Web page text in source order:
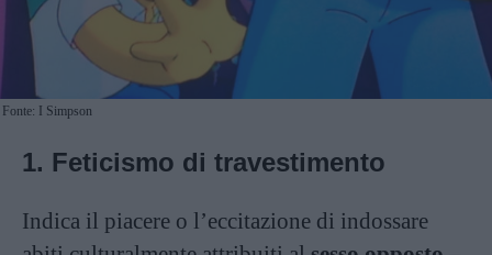
Fonte: I Simpson
1. Feticismo di travestimento
Indica il piacere o l’eccitazione di indossare